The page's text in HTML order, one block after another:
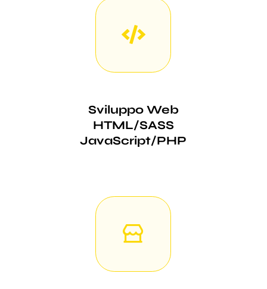
Sviluppo Web
HTML/SASS
JavaScript/PHP